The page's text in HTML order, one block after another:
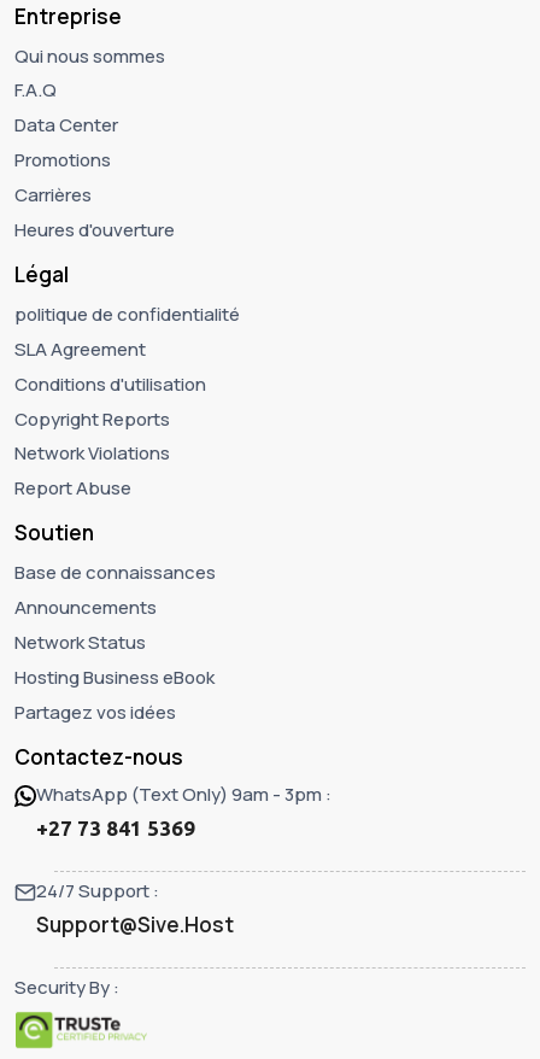
Entreprise
Qui nous sommes
F.A.Q
Data Center
Promotions
Carrières
Heures d'ouverture
Légal
politique de confidentialité
SLA Agreement
Conditions d'utilisation
Copyright Reports
Network Violations
Report Abuse
Soutien
Base de connaissances
Announcements
Network Status
Hosting Business eBook
Partagez vos idées
Contactez-nous
WhatsApp (Text Only) 9am - 3pm :
+27 73 841 5369
24/7 Support :
Support@Sive.Host
Security By :